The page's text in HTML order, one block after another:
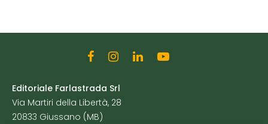
Editoriale Farlastrada Srl
Via Martiri della Libertà, 28
20833 Giussano (MB)